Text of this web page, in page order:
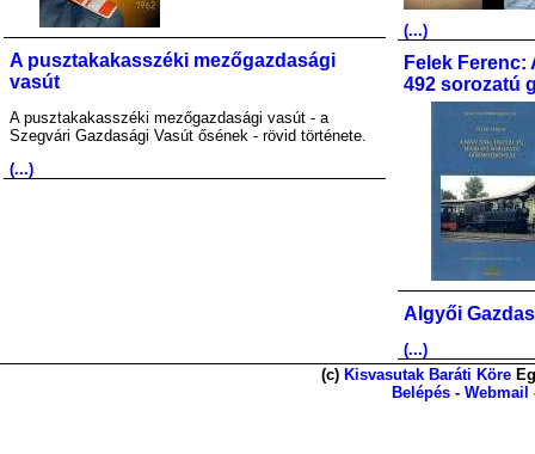
A pusztakakasszéki mezőgazdasági
vasút
A pusztakakasszéki mezőgazdasági vasút - a
Szegvári Gazdasági Vasút ősének - rövid története.
(...)
(...)
Felek Ferenc:
492 sorozatú
Algyői
(...)
(c) Kisvasutak Baráti Köre
Belépés - Webmail